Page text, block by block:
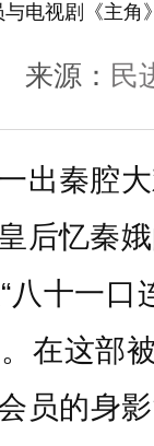
电视剧《主角
来源： 民
秦腔大
后忆秦
十一口
在这部
员的身